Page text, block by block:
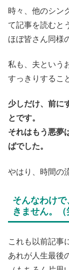
時々、他のシン
て記事を読むと
ほぼ皆さん同様
私も、夫という
すっきりするこ
少しだけ、前に
とです。
それはもう悪夢
ばでした。
やはり、時間の
そんなわけ
きません。（
これも以前記事
あれが人生最後